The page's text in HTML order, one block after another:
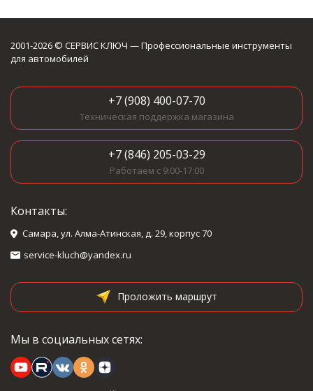
2001-2026 © СЕРВИС КЛЮЧ — Профессиональные инструменты
для автомобилей
+7 (908) 400-07-70
Техническая поддержка магазина
+7 (846) 205-03-29
Работаем с 9:00-17:00
Контакты:
Самара, ул. Алма-Атинская, д. 29, корпус 70
service-kluch@yandex.ru
Проложить маршрут
Мы в социальных сетях: